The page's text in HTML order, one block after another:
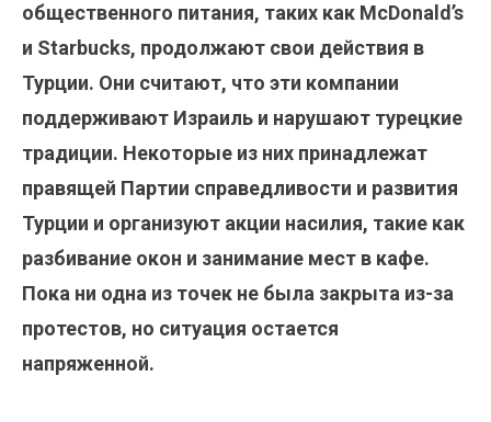
общественного питания, таких как McDonald’s
и Starbucks, продолжают свои действия в
Турции. Они считают, что эти компании
поддерживают Израиль и нарушают турецкие
традиции. Некоторые из них принадлежат
правящей Партии справедливости и развития
Турции и организуют акции насилия, такие как
разбивание окон и занимание мест в кафе.
Пока ни одна из точек не была закрыта из-за
протестов, но ситуация остается
напряженной.